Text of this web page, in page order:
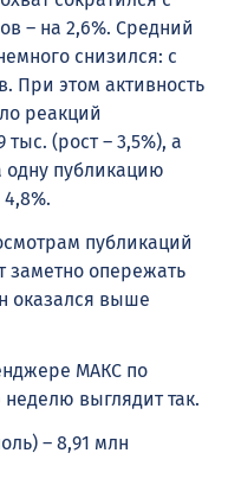
– на 2,6%. Средний
снизился: с
При этом активность
реакций
тыс. (рост – 3,5%), а
одну публикацию
публикаций
заметно опережать
оказался выше
MАКС по
выглядит так.
– 8,91 млн